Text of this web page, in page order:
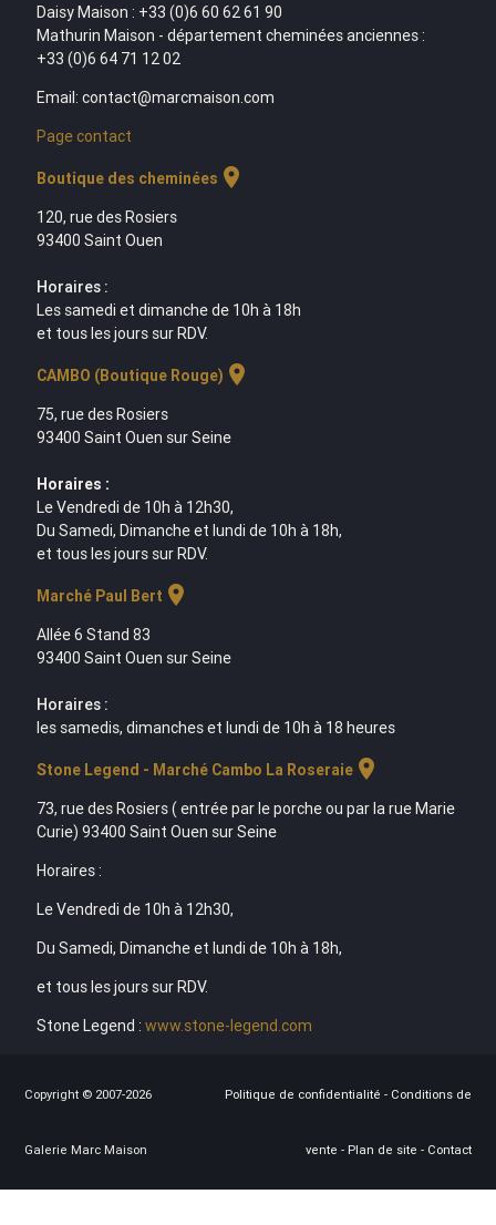
Daisy Maison : +33 (0)6 60 62 61 90
Mathurin Maison - département cheminées anciennes :
+33 (0)6 64 71 12 02
Email: contact@marcmaison.com
Page contact
Boutique des cheminées location_on
120, rue des Rosiers
93400 Saint Ouen
Horaires :
Les samedi et dimanche de 10h à 18h
et tous les jours sur RDV.
CAMBO (Boutique Rouge) location_on
75, rue des Rosiers
93400 Saint Ouen sur Seine
Horaires :
Le Vendredi de 10h à 12h30,
Du Samedi, Dimanche et lundi de 10h à 18h,
et tous les jours sur RDV.
Marché Paul Bert location_on
Allée 6 Stand 83
93400 Saint Ouen sur Seine
Horaires :
les samedis, dimanches et lundi de 10h à 18 heures
Stone Legend - Marché Cambo La Roseraielocation_on
73, rue des Rosiers ( entrée par le porche ou par la rue Marie
Curie) 93400 Saint Ouen sur Seine
Horaires :
Le Vendredi de 10h à 12h30,
Du Samedi, Dimanche et lundi de 10h à 18h,
et tous les jours sur RDV.
Stone Legend : www.stone-legend.com
Copyright © 2007-2026
Galerie Marc Maison
Politique de confidentialité - Conditions de
vente - Plan de site - Contact